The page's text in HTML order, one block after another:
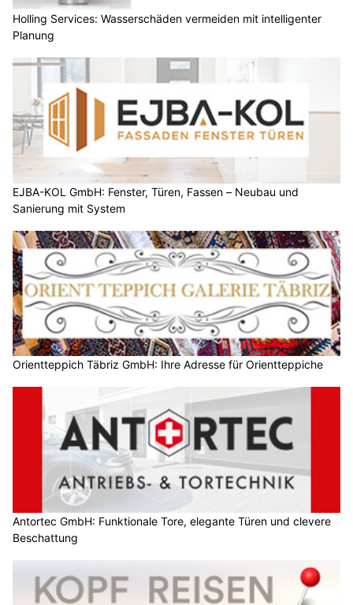
Holling Services: Wasserschäden vermeiden mit intelligenter
Planung
EJBA-KOL GmbH: Fenster, Türen, Fassen – Neubau und
Sanierung mit System
Orientteppich Täbriz GmbH: Ihre Adresse für Orientteppiche
Antortec GmbH: Funktionale Tore, elegante Türen und clevere
Beschattung